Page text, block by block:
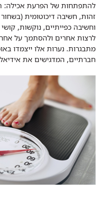
להתפתחות של הפרעת אכילה:
זהות, חשיבה דיכוטומית
וחשיבה כפייתיים, נוקשות,
לרצות אחרים ולהסתמך על
מתבגרות. נערות אלו ייצמדו
חברתיים, המדגישים את אידיאל